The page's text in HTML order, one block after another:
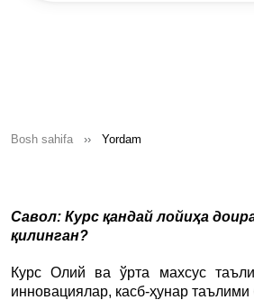
Bosh sahifa Yordam
Савол: Курс қандай лойиҳа
қилинган?
Курс Олий ва ўрта махсус
инновациялар, касб-ҳунар